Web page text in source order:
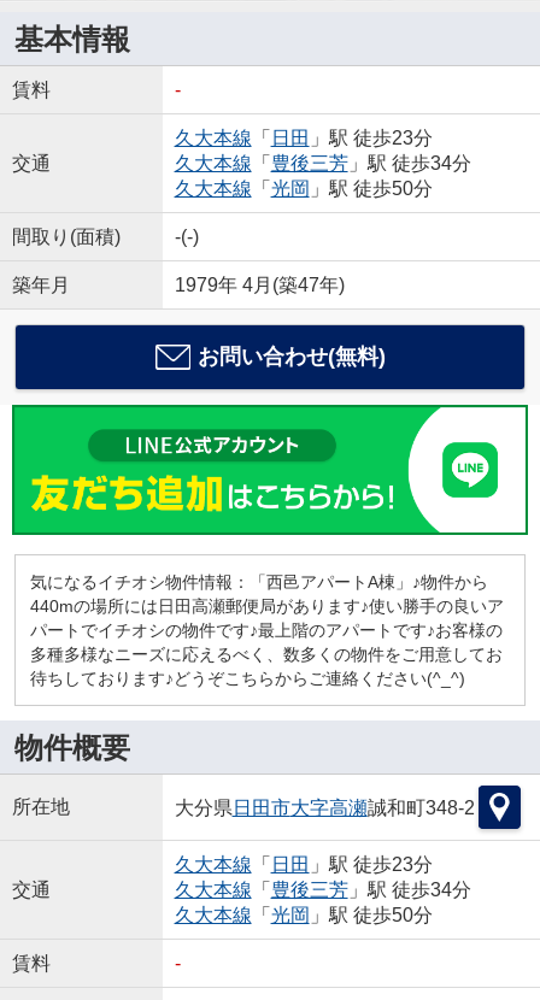
基本情報
賃料 -
交通
久大本線 「 日田 」駅 徒歩23分
久大本線 「 豊後三芳」駅 徒歩34分
久大本線 「 光岡 」駅 徒歩50分
間取り(面積) -(-)
築年月 1979年 4月(築47年)
お問い合わせ(無料)
気になるイチオシ物件情報：「西邑アパートA棟」♪物件から
440mの場所には日田高瀬郵便局があります♪使い勝手の良いア
パートでイチオシの物件です♪最上階のアパートです♪お客様の
多種多様なニーズに応えるべく、数多くの物件をご用意してお
待ちしております♪どうぞこちらからご連絡ください(^_^)
物件概要
所在地 大分県 日田市大字高瀬誠和町348-2
交通
久大本線 「 日田 」駅 徒歩23分
久大本線 「 豊後三芳」駅 徒歩34分
久大本線 「 光岡 」駅 徒歩50分
賃料 -